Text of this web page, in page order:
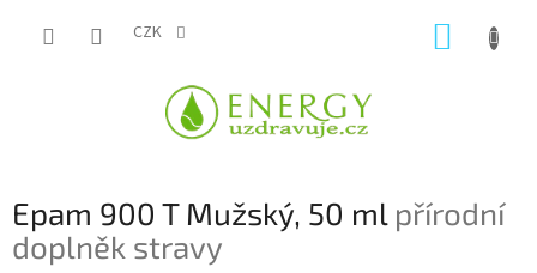
CZK
Epam 900 T Mužský, 50 ml přírodní
doplněk stravy